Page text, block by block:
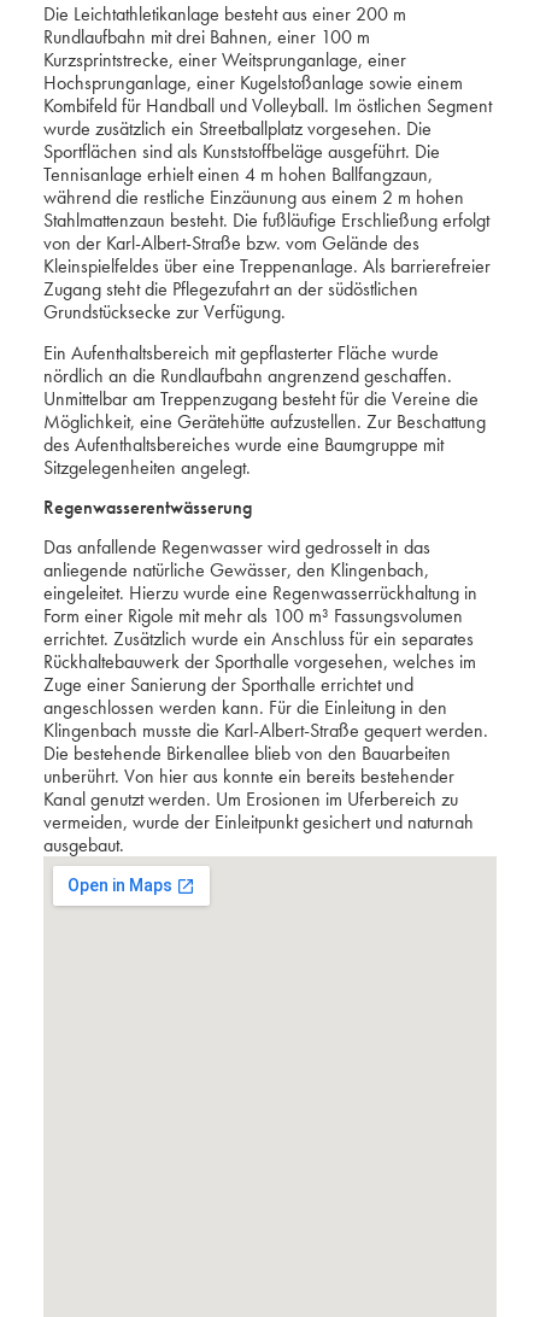
Die Leichtathletikanlage besteht aus einer 200 m
Rundlaufbahn mit drei Bahnen, einer 100 m
Kurzsprintstrecke, einer Weitsprunganlage, einer
Hochsprunganlage, einer Kugelstoßanlage sowie einem
Kombifeld für Handball und Volleyball. Im östlichen Segment
wurde zusätzlich ein Streetballplatz vorgesehen. Die
Sportflächen sind als Kunststoffbeläge ausgeführt. Die
Tennisanlage erhielt einen 4 m hohen Ballfangzaun,
während die restliche Einzäunung aus einem 2 m hohen
Stahlmattenzaun besteht. Die fußläufige Erschließung erfolgt
von der Karl-Albert-Straße bzw. vom Gelände des
Kleinspielfeldes über eine Treppenanlage. Als barrierefreier
Zugang steht die Pflegezufahrt an der südöstlichen
Grundstücksecke zur Verfügung.
Ein Aufenthaltsbereich mit gepflasterter Fläche wurde
nördlich an die Rundlaufbahn angrenzend geschaffen.
Unmittelbar am Treppenzugang besteht für die Vereine die
Möglichkeit, eine Gerätehütte aufzustellen. Zur Beschattung
des Aufenthaltsbereiches wurde eine Baumgruppe mit
Sitzgelegenheiten angelegt.
Regenwasserentwässerung
Das anfallende Regenwasser wird gedrosselt in das
anliegende natürliche Gewässer, den Klingenbach,
eingeleitet. Hierzu wurde eine Regenwasserrückhaltung in
Form einer Rigole mit mehr als 100 m³ Fassungsvolumen
errichtet. Zusätzlich wurde ein Anschluss für ein separates
Rückhaltebauwerk der Sporthalle vorgesehen, welches im
Zuge einer Sanierung der Sporthalle errichtet und
angeschlossen werden kann. Für die Einleitung in den
Klingenbach musste die Karl-Albert-Straße gequert werden.
Die bestehende Birkenallee blieb von den Bauarbeiten
unberührt. Von hier aus konnte ein bereits bestehender
Kanal genutzt werden. Um Erosionen im Uferbereich zu
vermeiden, wurde der Einleitpunkt gesichert und naturnah
ausgebaut.